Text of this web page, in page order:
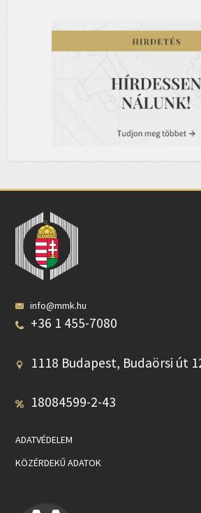
info@mmk.hu
+36 1 455-7080
1118 Budapest, Budaörsi út
18084599-2-43
ADATVÉDELEM
KÖZÉRDEKŰ ADATOK